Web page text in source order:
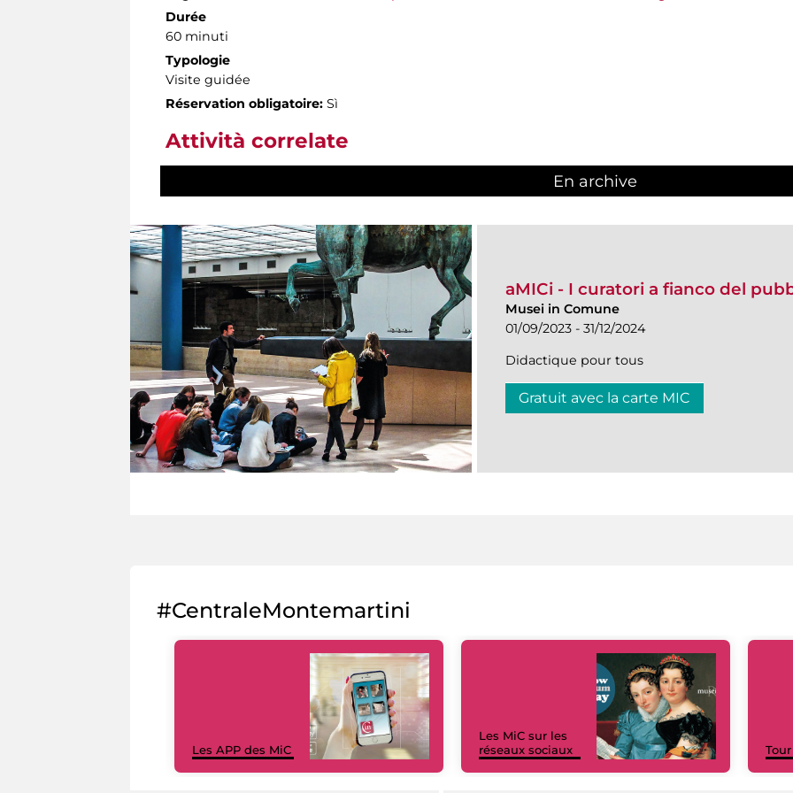
Durée
60 minuti
Typologie
Visite guidée
Réservation obligatoire: Sì
Attività correlate
En archive
aMICi - I curatori a fianco del
Musei in Comune
01/09/2023 - 31/12/2024
Didactique pour tous
Gratuit avec la carte MIC
#CentraleMontemartini
Les APP des MiC
Les MiC sur les
réseaux sociaux